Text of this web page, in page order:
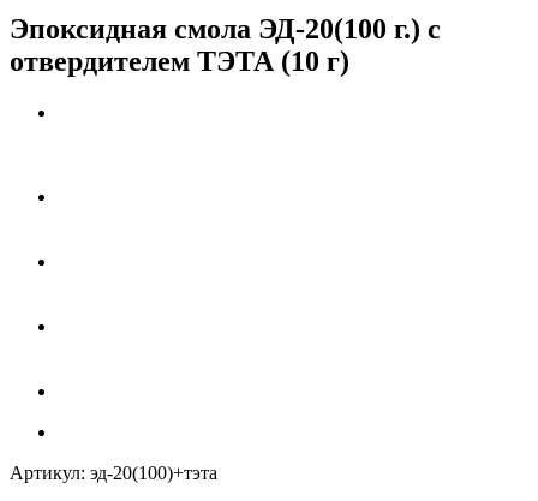
Эпоксидная смола ЭД-20(100 г.) с
отвердителем ТЭТА (10 г)
Артикул: эд-20(100)+тэта